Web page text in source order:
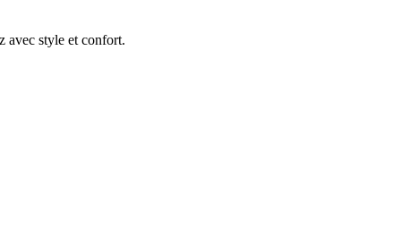
avec style et confort.